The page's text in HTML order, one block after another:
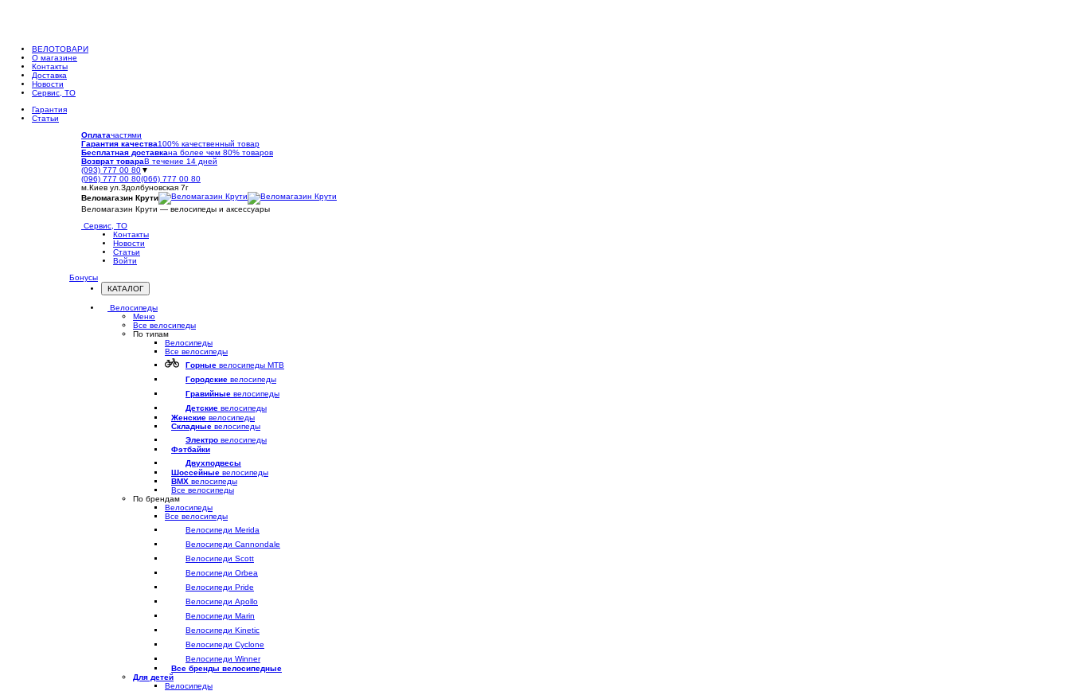
ВЕЛОТОВАРИ
О магазине
Контакты
Доставка
Новости
Сервис, ТО
Гарантия
Статьи
Оплатачастями
Гарантия качества100% качественный товар
Бесплатная доставкана более чем 80% товаров
Возврат товараВ течение 14 дней
(093) 777 00 80▼
(096) 777 00 80(066) 777 00 80
м.Киев ул.Здолбуновская 7г
Веломагазин Крути
Веломагазин Крути — велосипеды и аксессуары
Сервис, ТО
Контакты
Новости
Статьи
Войти
Бонусы
КАТАЛОГ
Открыть
меню
Велосипеды
Меню
Все велосипеды
По типам
Велосипеды
Все велосипеды
Горные велосипеды MTB
Городские велосипеды
Гравийные велосипеды
Детские велосипеды
Женские велосипеды
Складные велосипеды
Электро велосипеды
Фэтбайки
Двухподвесы
Шоссейные велосипеды
BMX велосипеды
Все велосипеды
По брендам
Велосипеды
Все велосипеды
Велосипеди Merida
Велосипеди Cannondale
Велосипеди Scott
Велосипеди Orbea
Велосипеди Pride
Велосипеди Apollo
Велосипеди Marin
Велосипеди Kinetic
Велосипеди Cyclone
Велосипеди Winner
Все бренды велосипедные
Для детей
Велосипеды